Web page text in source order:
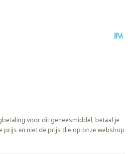
voor dit geneesmiddel, betaal je
prijs en niet de prijs die op onze webshop